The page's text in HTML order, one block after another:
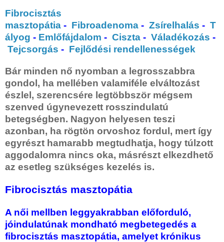
Fibrocisztás
masztopátia - Fibroadenoma - Zsírelhalás - T
ályog - Emlőfájdalom - Ciszta - Váladékozás -
Tejcsorgás - Fejlődési rendellenességek
Bár minden nő nyomban a legrosszabbra
gondol, ha mellében valamiféle elváltozást
észlel, szerencsére legtöbbször mégsem
szenved úgynevezett rosszindulatú
betegségben. Nagyon helyesen teszi
azonban, ha rögtön orvoshoz fordul, mert így
egyrészt hamarabb megtudhatja, hogy túlzott
aggodalomra nincs oka, másrészt elkezdhető
az esetleg szükséges kezelés is.
Fibrocisztás masztopátia
A női mellben leggyakrabban előforduló,
jóindulatúnak mondható megbetegedés a
fibrocisztás masztopátia, amelyet krónikus